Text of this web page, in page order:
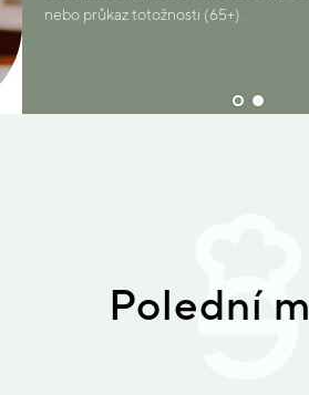
nebo průkaz totožnosti (65+).
Polední